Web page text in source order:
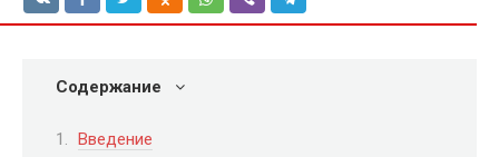
Содержание
Введение